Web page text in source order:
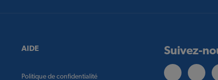
AIDE
Politique de confidentialité
Suivez-